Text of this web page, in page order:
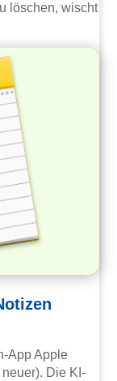
löschen, wischt
App Apple
Die KI-